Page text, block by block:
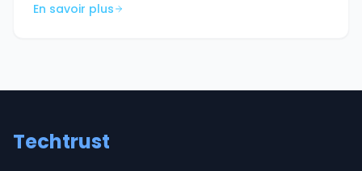
En savoir plus
Techtrust